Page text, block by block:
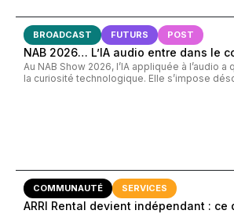
BROADCAST FUTURS POST
NAB 2026… L’IA audio entre dans le
Au NAB Show 2026, l’IA appliquée à l’audio
la curiosité technologique. Elle s’impose
COMMUNAUTÉ SERVICES
ARRI Rental devient indépendant : ce